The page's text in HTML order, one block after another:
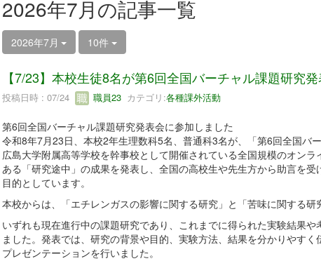
2026年7月の記事一覧
2026年7月 10件
【7/23】本校生徒8名が第6回全国バーチャル課題研究発
投稿日時 : 07/24 職員23カテゴリ:各種課外活動
第6回全国バーチャル課題研究発表会に参加しました
令和8年7月23日、本校2年生理数科5名、普通科3名が、「第6回全国バ
広島大学附属高等学校を幹事校として開催されている全国規模のオン
ある「研究途中」の成果を発表し、全国の高校生や先生方から助言を
目的としています。
本校からは、「エチレンガスの影響に関する研究」と「苦味に関する研
いずれも現在進行中の課題研究であり、これまでに得られた実験結果
ました。発表では、研究の背景や目的、実験方法、結果を分かりやす
プレゼンテーションを行いました。